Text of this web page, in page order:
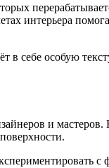
интерьера
в себе особую
и